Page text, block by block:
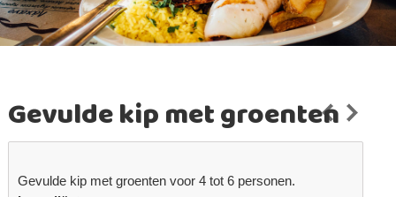
Gevulde kip met groenten
Gevulde kip met groenten voor 4 tot 6 personen.